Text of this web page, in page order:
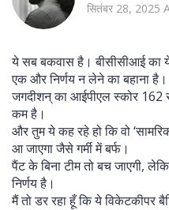
सितंबर 28, 2025
ये सब बकवास है। बीसीसीआई का ये
एक और निर्णय न लेने का बहाना है।
जगदीशन् का आईपीएल स्कोर
कम है।
और तुम ये कह रहे हो कि वो
आ जाएगा जैसे गर्मी में बर्फ।
पैंट के बिना टीम तो बच जाएगी,
निर्णय है।
मैं तो डर रहा हूँ कि ये विकेटकीपर